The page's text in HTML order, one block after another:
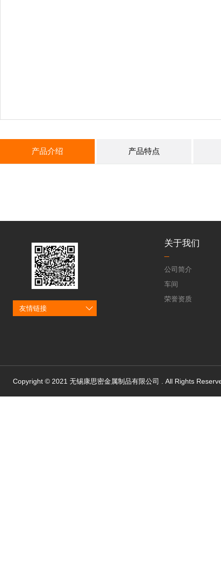
产品介绍 产品特点
友情链接
关于我们
公司简介
车间
荣誉资质
Copyright © 2021 无锡康思密金属制品有限公司 . All Rights